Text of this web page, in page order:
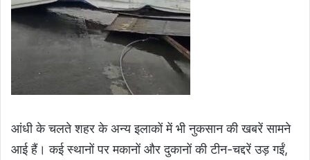
आंधी के चलते शहर के अन्य इलाकों में भी नुकसान की खबरें सामने
आई हैं। कई स्थानों पर मकानों और दुकानों की टीन-चद्दरें उड़ गईं,